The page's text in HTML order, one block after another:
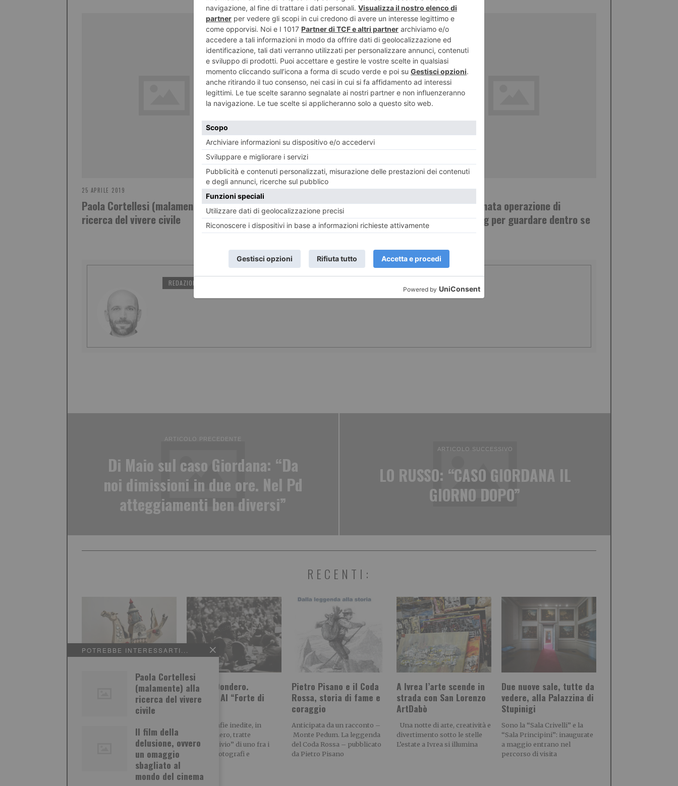
25 APRILE 2019
Paola Cortellesi (malamente) alla
ricerca del vivere civile
20 NOVEMBRE 2018
Il film della delusione, ovvero un
omaggio sbagliato al mondo del
cinema
8 MARZO 2018
Un’appassionata operazione di
crowdfunding per guardare dentro se
stessi
REDAZIONE IL TORINESE
POTREBBE INTERESSARTI...
Paola Cortellesi
(malamente) alla
ricerca del vivere
civile
Il film della
delusione, ovvero
un omaggio
sbagliato al
mondo del cinema
ARTICOLO PRECEDENTE
Di Maio sul caso Giordana: “Da
noi dimissioni in due ore. Nel Pd
atteggiamenti ben diversi”
ARTICOLO SUCCESSIVO
LO RUSSO: “CASO GIORDANA IL
GIORNO DOPO”
RECENTI:
La Ceramica di
Castellamonte torna
sessantacinquesima edizione
la mostra internazionale È
sessantacinquesima edizione
“Mario Dondero.
Inediti”. Al “Forte di
Le fotografie inedite, in
bianco e nero, tratte
dall’“Archivio” di uno fra i
massimi fotografi e
Pietro Pisano e il Coda
Rossa, storia di fame e
coraggio
Anticipata da un racconto –
Monte Pedum. La leggenda
del Coda Rossa – pubblicato
da Pietro Pisano
A Ivrea l’arte scende in
strada con San Lorenzo
ArtDabò
Una notte di arte, creatività e
divertimento sotto le stelle
L’estate a Ivrea si illumina
Due nuove sale, tutte da
vedere, alla Palazzina di
Stupinigi
Sono la “Sala Crivelli” e la
“Sala Principini”: inaugurate
a maggio entrano nel
percorso di visita